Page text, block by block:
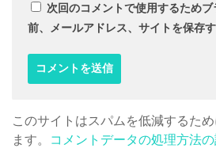
次回のコメントで使用するため
前、メールアドレス、サイトを保存す
このサイトはスパムを低減するた
ます。
コメントデータの処理方法